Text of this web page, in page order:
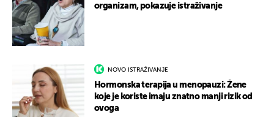
organizam, pokazuje istraživanje
NOVO ISTRAŽIVANJE
Hormonska terapija u menopauzi: Žene
koje je koriste imaju znatno manji rizik od
ovoga